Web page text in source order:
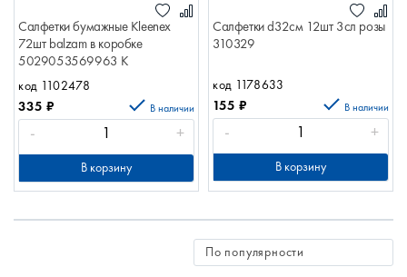
Салфетки бумажные Kleenex
72шт balzam в коробке
5029053569963 К
код 1102478
335 ₽ В наличии
- +
В корзину
Салфетки d32см 12шт 3сл розы
310329
код 1178633
155 ₽ В наличии
- +
В корзину